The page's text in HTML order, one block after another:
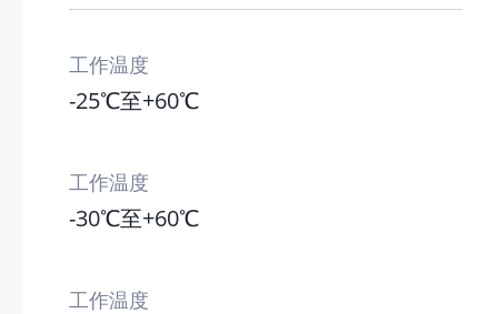
工作温度
-25℃至+60℃
工作温度
-30℃至+60℃
工作温度